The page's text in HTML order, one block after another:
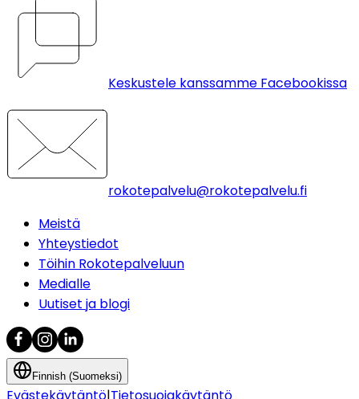
Keskustele kanssamme Facebookissa
rokotepalvelu@rokotepalvelu.fi
Meistä
Yhteystiedot
Töihin Rokotepalveluun
Medialle
Uutiset ja blogi
Finnish (Suomeksi)